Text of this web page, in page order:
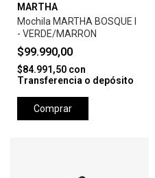
MARTHA
Mochila MARTHA BOSQUE I
- VERDE/MARRON
$99.990,00
$84.991,50 con
Transferencia o depósito
Comprar